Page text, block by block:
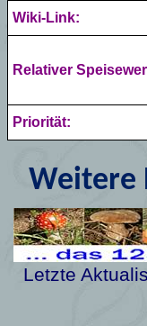
Wiki-Link:
Relativer
Priorität:
Weitere
Letzte